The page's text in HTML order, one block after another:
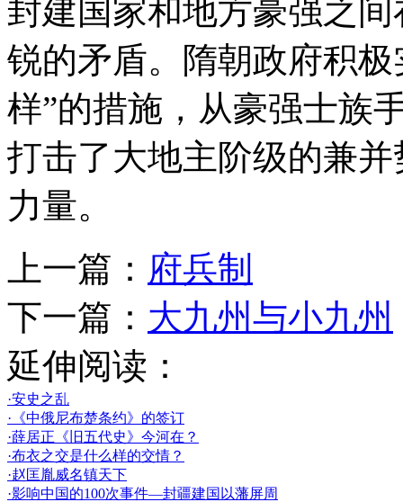
封建国家和地方豪强之
锐的矛盾。隋朝政府积
样”的措施，从豪强士族
打击了大地主阶级的兼
力量。
上一篇： 府兵制
下一篇： 大九州与小九州
延伸阅读：
·安史之乱
·《中俄尼布楚条约》的签订
·薛居正《旧五代史》今河在？
·布衣之交是什么样的交情？
·赵匡胤威名镇天下
·影响中国的100次事件—封疆建国以藩屏周